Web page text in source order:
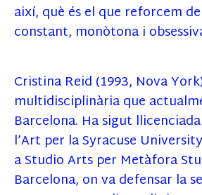
així, què és el que reforcem
constant, monòtona i
Cristina Reid (1993, Nova
multidisciplinària que
Barcelona. Ha sigut
l’Art per la Syracuse
a Studio Arts per Metàfora
Barcelona, on va defensar la